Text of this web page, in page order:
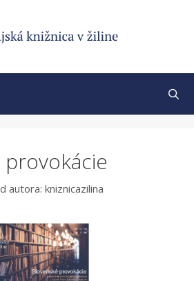
autora: kniznicazilina